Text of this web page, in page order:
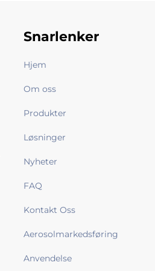
Snarlenker
Hjem
Om oss
Produkter
Løsninger
Nyheter
FAQ
Kontakt Oss
Aerosolmarkedsføring
Anvendelse